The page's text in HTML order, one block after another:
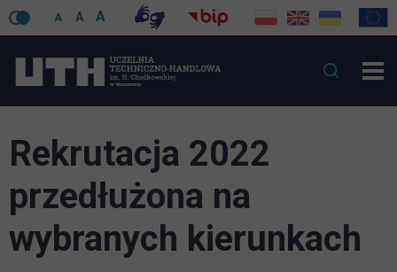
A A A
Rekrutacja 2022
przedłużona na
wybranych kierunkach